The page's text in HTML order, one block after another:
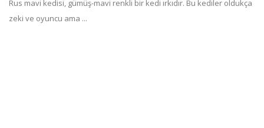
Rus mavi kedisi, gümüş-mavi renkli bir kedi ırkıdır. Bu kediler oldukça
zeki ve oyuncu ama ...